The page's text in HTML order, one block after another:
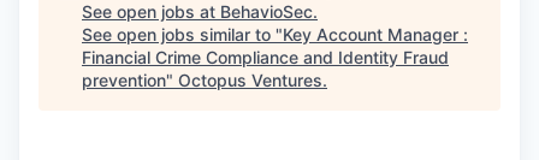
See open jobs at BehavioSec.
See open jobs similar to "Key Account Manager :
Financial Crime Compliance and Identity Fraud
prevention" Octopus Ventures.